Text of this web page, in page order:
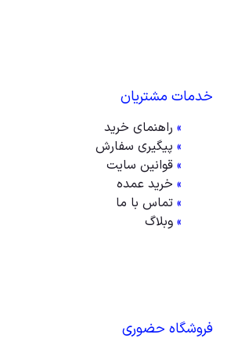
خدمات مشتریان
» راهنمای خرید
» پیگیری سفارش
» قوانین سایت
» خرید عمده
» تماس با ما
» وبلاگ
فروشگاه حضوری